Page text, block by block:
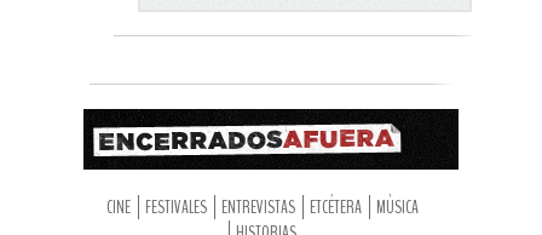
CINE FESTIVALES ENTREVISTAS ETCÉTERA
MÚSICA